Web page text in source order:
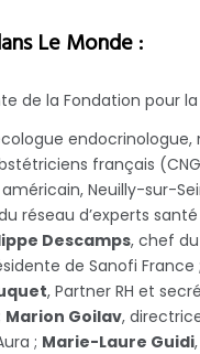
Le Monde :
de la Fondation pour
français
Neuilly-sur-
réseau d’experts
Descamps, chef du
de Sanofi France ;
, Partner RH et
Marion Goilav,
; Marie-Laure Guidi